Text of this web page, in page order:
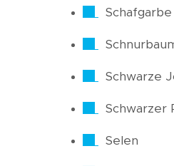
Schafgarbe
Schwarze
Schwarzer
Selen